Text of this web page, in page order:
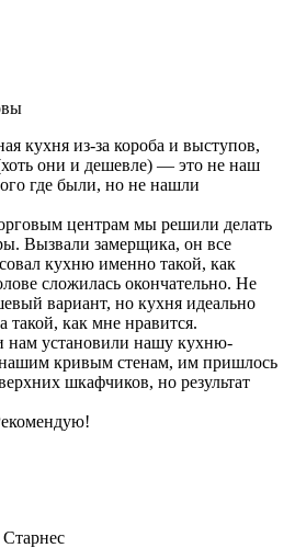
кухня из-за короба и выступов,
они и дешевле) — это не наш
где были, но не нашли
центрам мы решили делать
Вызвали замерщика, он все
кухню именно такой, как
сложилась окончательно. Не
вариант, но кухня идеально
такой, как мне нравится.
нам установили нашу кухню-
нашим кривым стенам, им пришлось
шкафчиков, но результат